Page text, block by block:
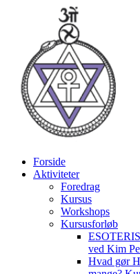
Forside
Aktiviteter
Foredrag
Kursus
Workshops
Kursusforløb
ved Kim
Hvad gør